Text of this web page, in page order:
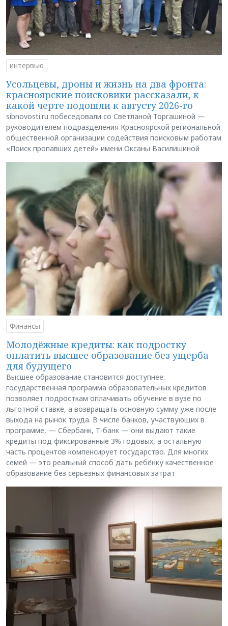
интервью
Усольцевы, дроны и жизнь на два фронта:
красноярские поисковики рассказали, к
какой черте подошли к августу 2026-го
sibnovosti.ru побеседовали со Светланой Торгашиной —
руководителем подразделения Красноярской региональной
общественной организации содействия поисковым работам
«Поиск пропавших детей» имени Оксаны Василишиной
Финансы
Молодёжные кредиты: как подростку
оплатить высшее образование без ущерба
для будущего
Высшее образование становится доступнее:
государственная программа образовательных кредитов
позволяет подросткам оплачивать обучение в вузе по
льготной ставке, а возвращать основную сумму уже после
выхода на рынок труда. В числе банков, участвующих в
программе, — Сбербанк, Т-банк — они выдают такие
кредиты под фиксированные 3% годовых, а остальную
часть процентов компенсирует государство. Для многих
семей — это реальный способ дать ребёнку качественное
образование без серьёзных финансовых затрат